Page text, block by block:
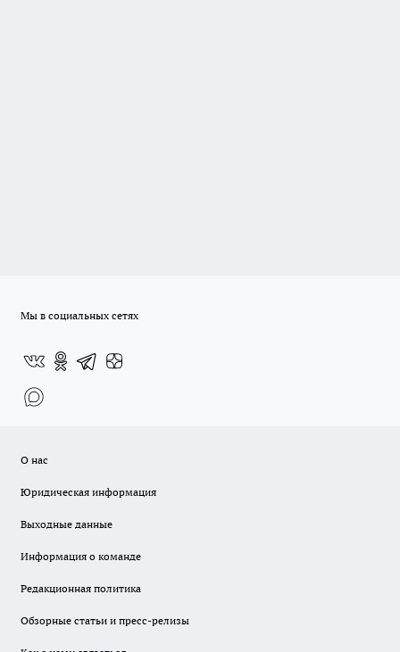
Мы в социальных сетях
О нас
Юридическая информация
Выходные данные
Информация о команде
Редакционная политика
Обзорные статьи и пресс-релизы